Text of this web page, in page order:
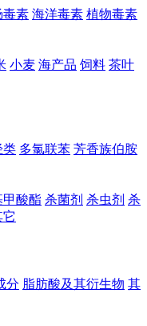
毒素 海洋毒素 植物毒素
小麦 海产品 饲料 茶叶
类 多氯联苯 芳香族伯胺
甲酸酯 杀菌剂 杀虫剂 杀
它
分 脂肪酸及其衍生物 其